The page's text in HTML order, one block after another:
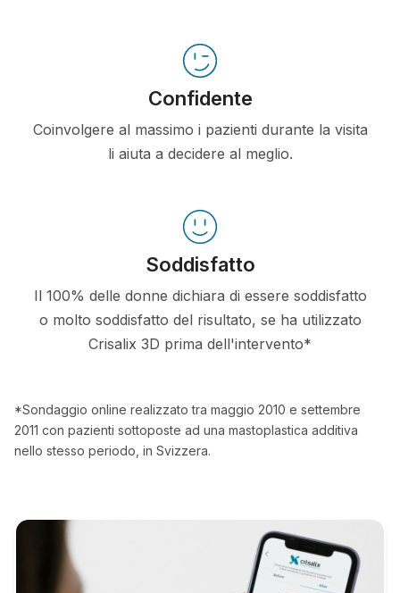
Confidente
Coinvolgere al massimo i pazienti durante la visita
li aiuta a decidere al meglio.
Soddisfatto
Il 100% delle donne dichiara di essere soddisfatto
o molto soddisfatto del risultato, se ha utilizzato
Crisalix 3D prima dell'intervento*
*Sondaggio online realizzato tra maggio 2010 e settembre
2011 con pazienti sottoposte ad una mastoplastica additiva
nello stesso periodo, in Svizzera.